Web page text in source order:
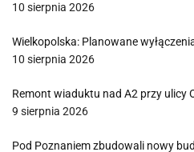
10 sierpnia 2026
Wielkopolska: Planowane
10 sierpnia 2026
Remont wiaduktu nad A2 przy ulicy
9 sierpnia 2026
Pod Poznaniem zbudowali nowy